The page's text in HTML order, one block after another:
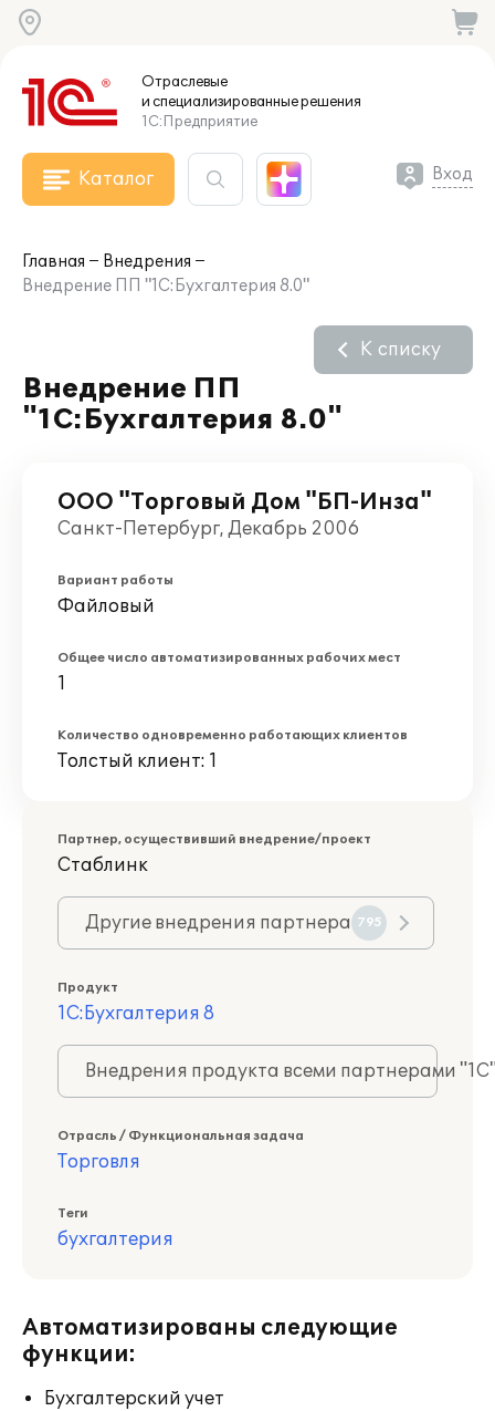
Отраслевые
и специализированныерешения
1С:Предприятие
Каталог Вход
Главная
Внедрения
Внедрение ПП "1С:Бухгалтерия 8.0"
Внедрение ПП
"1С:Бухгалтерия 8.0"
К списку
ООО "Торговый Дом "БП-Инза"
Санкт-Петербург, Декабрь 2006
Вариант работы
Файловый
Общее число автоматизированных рабочих мест
1
Количество одновременно работающих клиентов
Толстый клиент: 1
Партнер, осуществивший внедрение/проект
Стаблинк
Другие внедрения партнера 795
Продукт
1С:Бухгалтерия 8
Внедрения продукта всеми партнерами
Отрасль / Функциональная задача
Торговля
Теги
бухгалтерия
Автоматизированы следующие
функции:
Бухгалтерский учет